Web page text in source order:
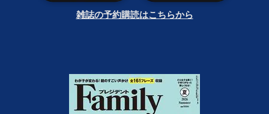
雑誌の予約購読はこちらから